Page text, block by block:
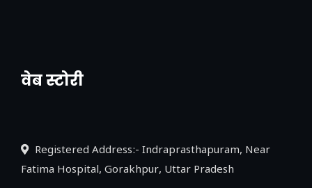
वेब स्टोरी
नया एक्सप्रेसवे: पूर्वांचल का लक, डेवलपमेंट का
Registered Address:- Indraprasthapuram, Near
Fatima Hospital, Gorakhpur, Uttar Pradesh